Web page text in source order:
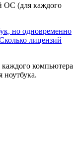
ОС (для каждого
но одновременно
лицензий
компьютера
ноутбука.